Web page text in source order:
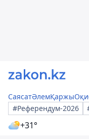
СаясатӘлемҚаржы
#Референдум-2026
+31°